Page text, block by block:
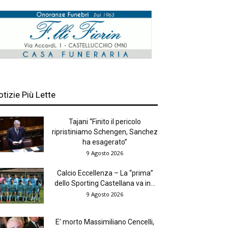
Più Lette
Tajani “Finito il pericolo
ripristiniamo Schengen, Sanchez
ha esagerato”
9 Agosto 2026
Calcio Eccellenza – La “prima”
dello Sporting Castellana va in...
9 Agosto 2026
E’ morto Massimiliano Cencelli,